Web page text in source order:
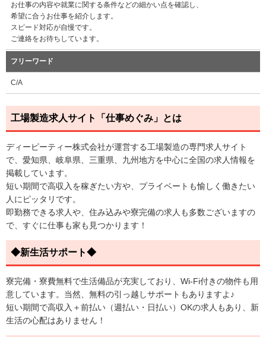
お仕事の内容や就業に関する条件などの細かい点を確認し、
希望に合うお仕事を紹介します。
スピード対応が自慢です。
ご連絡をお待ちしています。
フリーワード
C/A
工場製造求人サイト「仕事めぐみ」とは
ディーピーティー株式会社が運営する工場製造の専門求人サイト
で、愛知県、岐阜県、三重県、九州地方を中心に全国の求人情報を
掲載しています。
短い期間で高収入を稼ぎたい方や、プライベートも愉しく働きたい
人にピッタリです。
即勤務できる求人や、住み込みや寮完備の求人も多数ございますの
で、すぐに仕事も家も見つかります！
◆新生活サポート◆
寮完備・寮費無料で生活備品が充実しており、Wi-Fi付きの物件も用
意しています。当然、無料の引っ越しサポートもありますよ♪
短い期間で高収入＋前払い（週払い・日払い）OKの求人もあり、新
生活の心配はありません！